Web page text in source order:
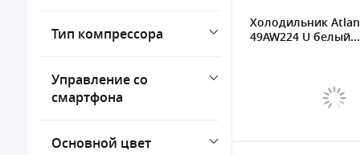
Тип компрессора
Управление со
смартфона
Основной цвет
Холодильник
49AW224 U белый...